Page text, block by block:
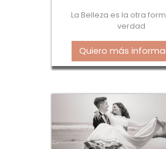
La Belleza es la otra
verdad
Quiero más